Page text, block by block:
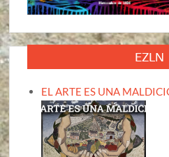
EZLN
EL ARTE ES UNA